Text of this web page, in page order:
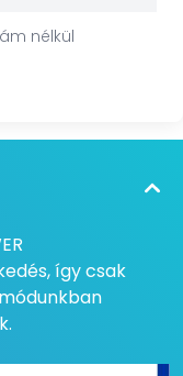
nélkül
így csak